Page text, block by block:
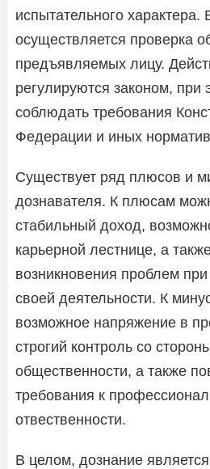
испытательного характера.
осуществляется проверка
предъявляемых лицу.
регулируются законом, при
соблюдать требования
Федерации и иных
Существует ряд плюсов и
дознавателя. К плюсам
стабильный доход,
карьерной лестнице, а
возникновения проблем
своей деятельности. К
возможное напряжение в
строгий контроль со
общественности, а также
требования к
отвественности.
В целом, дознание